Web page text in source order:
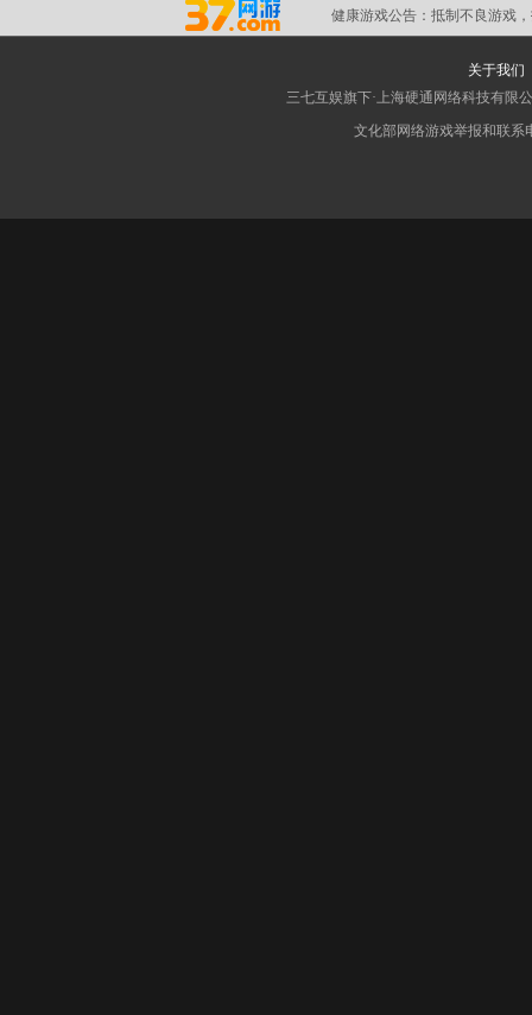
健康游戏公告： 抵制不良游戏
关于我们
三七互娱旗下·上海硬通网络科技有限
文化部网络游戏举报和联系